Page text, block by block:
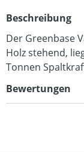
Beschreibung
Der Greenbase
Holz stehend,
Tonnen
Bewertungen